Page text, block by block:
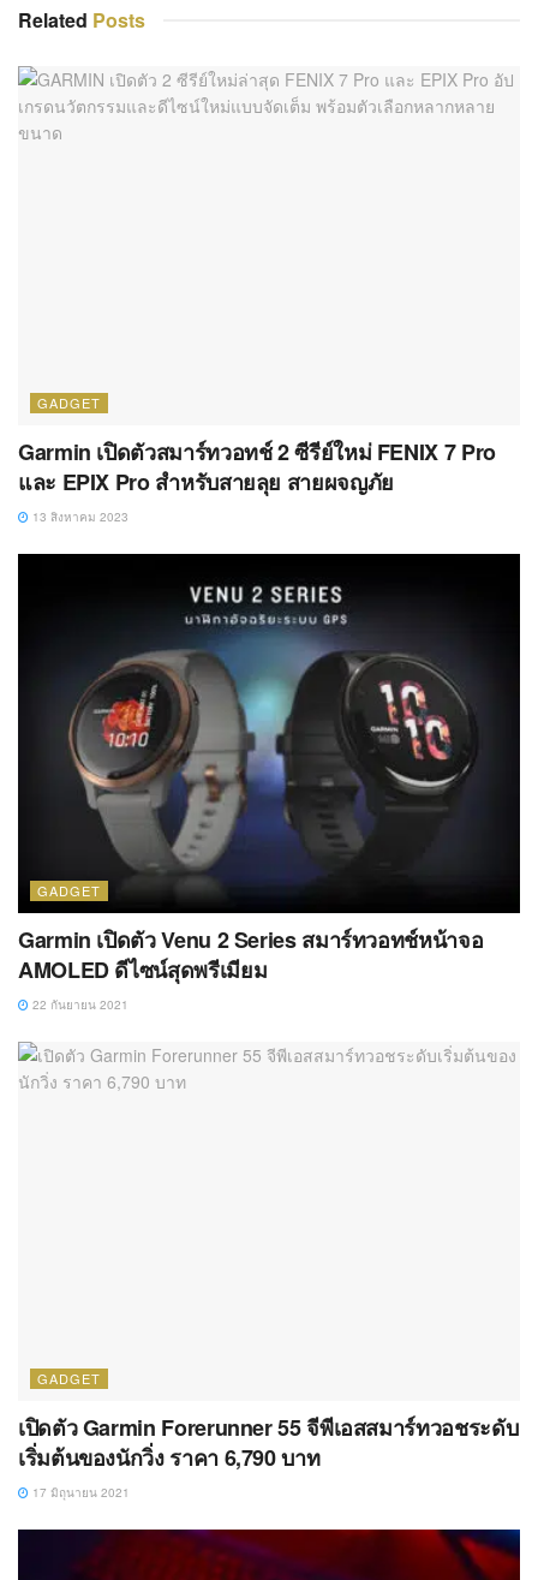
Related Posts
GADGET
Garmin เปิดตัวสมาร์ทวอทช์ 2 ซีรีย์ใหม่ FENIX 7 Pro
และ EPIX Pro สำหรับสายลุย สายผจญภัย
13 สิงหาคม 2023
GADGET
Garmin เปิดตัว Venu 2 Series สมาร์ทวอทช์หน้าจอ
AMOLED ดีไซน์สุดพรีเมียม
22 กันยายน 2021
GADGET
เปิดตัว Garmin Forerunner 55 จีพีเอสสมาร์ทวอชระดับ
เริ่มต้นของนักวิ่ง ราคา 6,790 บาท
17 มิถุนายน 2021